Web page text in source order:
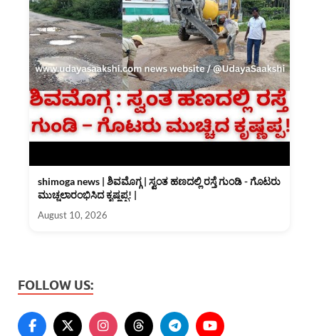
shimoga news | ಶಿವಮೊಗ್ಗ | ಸ್ವಂತ ಹಣದಲ್ಲಿ ರಸ್ತೆ ಗುಂಡಿ - ಗೊಟರು
ಮುಚ್ಚಲಾರಂಭಿಸಿದ ಕೃಷ್ಣಪ್ಪ! |
August 10, 2026
FOLLOW US: